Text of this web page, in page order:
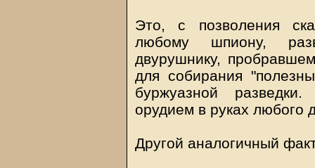
Это, с позволения
любому шпиону,
двурушнику,
для собирания
буржуазной
орудием в руках любого
Другой аналогичный